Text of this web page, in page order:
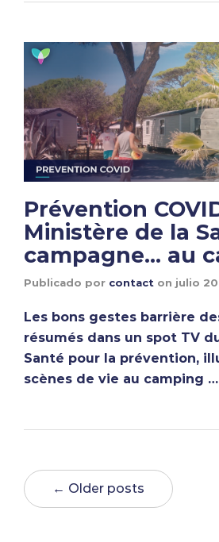
Prévention
Ministère de la
campagne… au
Publicado por contact on julio
Les bons gestes barrière
résumés dans un spot TV
Santé pour la prévention,
scènes de vie au camping …
← Older posts